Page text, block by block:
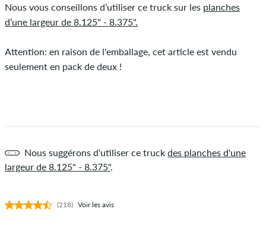
Nous vous conseillons d’utiliser ce truck sur les planches
d’une largeur de 8.125" - 8.375".
Attention: en raison de l'emballage, cet article est vendu
seulement en pack de deux !
Nous suggérons d'utiliser ce truck des planches d'une
largeur de 8.125" - 8.375".
(218) Voir les avis